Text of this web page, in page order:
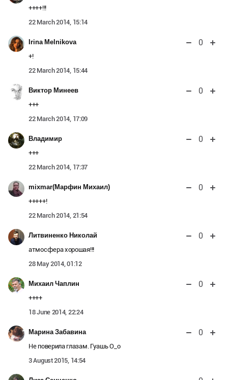
++++!!!
22 March 2014, 15:14
Irina Melnikova 0
+!
22 March 2014, 15:44
Виктор Минеев 0
+++
22 March 2014, 17:09
Владимир 0
+++
22 March 2014, 17:37
mixmar(Марфин Михаил) 0
+++++!
22 March 2014, 21:54
Литвиненко Николай 0
атмосфера хорошая!!!
28 May 2014, 01:12
Михаил Чаплин 0
++++
18 June 2014, 22:24
Марина Забавина 0
Не поверила глазам. Гуашь О_о
3 August 2015, 14:54